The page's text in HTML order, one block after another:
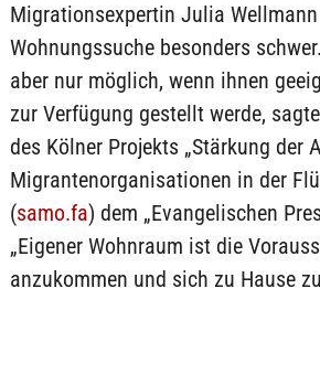
Migrationsexpertin Julia
Wohnungssuche besonders
aber nur möglich, wenn ihnen
zur Verfügung gestellt werde,
des Kölner Projekts „Stärkung der
Migrantenorganisationen in der
(samo.fa) dem „Evangelischen
„Eigener Wohnraum ist die
anzukommen und sich zu Hause